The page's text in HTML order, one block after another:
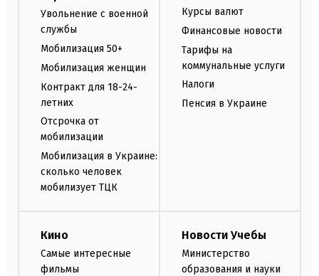
Увольнение с военной
службы
Мобилизация 50+
Мобилизация женщин
Контракт для 18-24-
летних
Отсрочка от
мобилизации
Мобилизация в Украине:
сколько человек
мобилизует ТЦК
Курсы валют
Финансовые новости
Тарифы на
коммунальные услуги
Налоги
Пенсия в Украине
Кино
Самые интересные
фильмы
Новости Учебы
Министерство
образования и науки